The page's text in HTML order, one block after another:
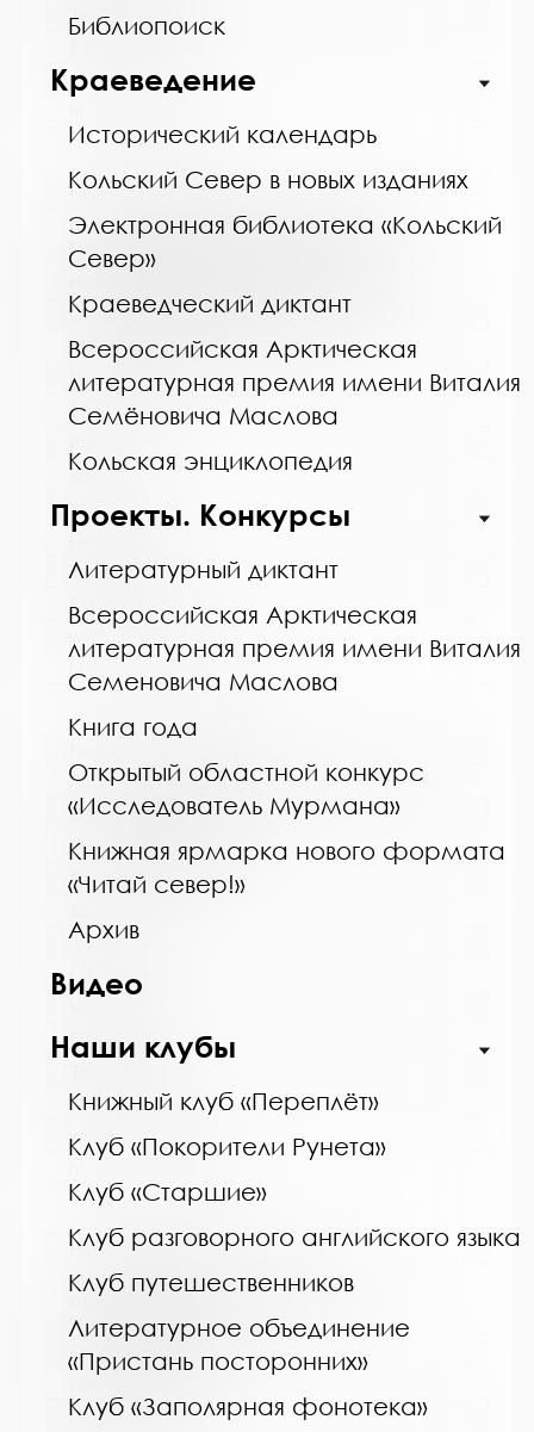
Библиопоиск
Краеведение
Исторический календарь
Кольский Север в новых изданиях
Электронная библиотека «Кольский
Север»
Краеведческий диктант
Всероссийская Арктическая
литературная премия имени Виталия
Семёновича Маслова
Кольская энциклопедия
Проекты. Конкурсы
Литературный диктант
Всероссийская Арктическая
литературная премия имени Виталия
Семеновича Маслова
Книга года
Открытый областной конкурс
«Исследователь Мурмана»
Книжная ярмарка нового формата
«Читай север!»
Архив
Видео
Наши клубы
Книжный клуб «Переплёт»
Клуб «Покорители Рунета»
Клуб «Старшие»
Клуб разговорного английского языка
Клуб путешественников
Литературное объединение
«Пристань посторонних»
Клуб «Заполярная фонотека»
Телефон:
www:
Название библиотеки:
Муниципальное бюджетное учреждение
культуры "Кольская детская библиотека"
муниципального образования Кольский
Сокращенное название:
МБУК "Кольская детская библиотека"
Почтовый индекс:
184381
Кола
Улица, дом:
Победы, 7
Телефон:
8 (81553) 3-35-48
www:
https://bibliokinder.kulturu.ru
Ловозерская межпоселенческая библиотека
Сокращенное название:
МБУ "Ловозерская МБ"
Почтовый индекс:
Город:
г. п. Ревда
Победы, 25
8 (81538) 4-35-92
www:
http://revdabiblios.ru/
Название библиотеки:
Мурманская горственная областная
специальная библиотека для слепых и
слабовидящих
Сокращенное название:
Почтовый индекс: